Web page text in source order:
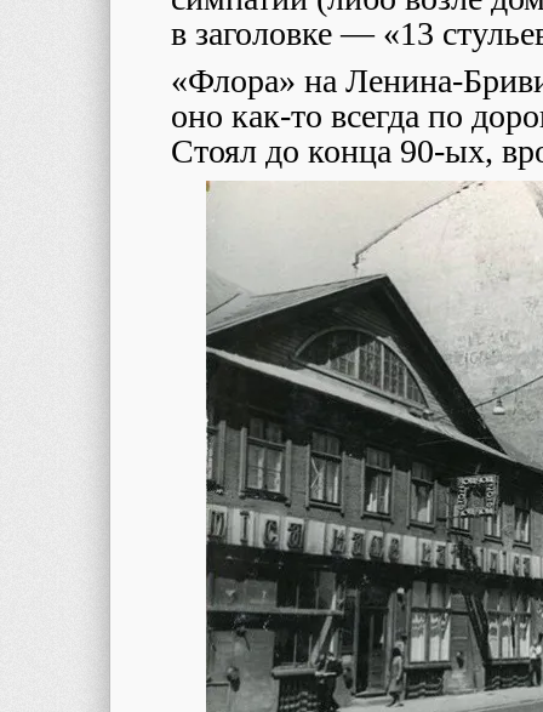
в заголовке — «13
«Флора» на Ленина-
оно как-то всегда по
Стоял до конца 90-ых,